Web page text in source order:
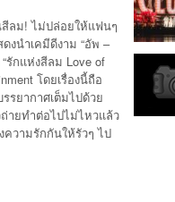
ลม! ไม่ปล่อยให้แฟนๆ
งนำเคมีดีงาม “อัพ –
รักแห่งสีลม Love of
โดยเรื่องนี้ถือ
รยากาศเต็มไปด้วย
ายทำต่อไปไม่ไหวแล้ว
วามรักกันให้รัวๆ ไป